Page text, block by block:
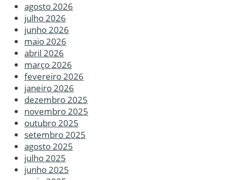
agosto 2026
julho 2026
junho 2026
maio 2026
abril 2026
março 2026
fevereiro 2026
janeiro 2026
dezembro 2025
novembro 2025
outubro 2025
setembro 2025
agosto 2025
julho 2025
junho 2025